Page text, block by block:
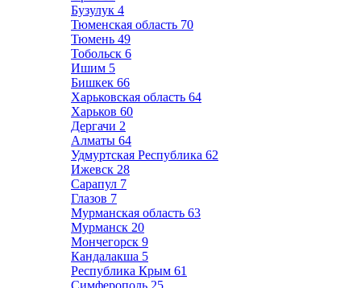
Бузулук 4
Тюменская область 70
Тюмень 49
Тобольск 6
Ишим 5
Бишкек 66
Харьковская область 64
Харьков 60
Дергачи 2
Алматы 64
Удмуртская Республика 62
Ижевск 28
Сарапул 7
Глазов 7
Мурманская область 63
Мурманск 20
Мончегорск 9
Кандалакша 5
Республика Крым 61
Симферополь 25